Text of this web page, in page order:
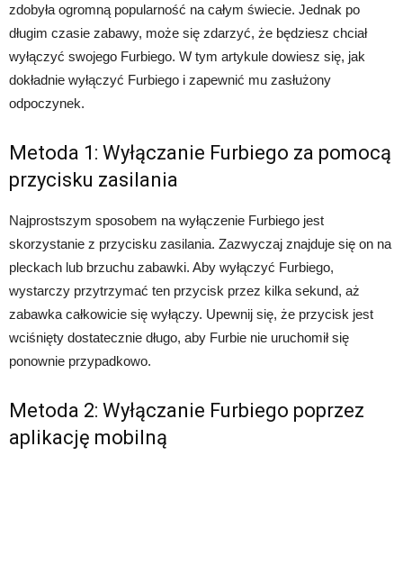
zdobyła ogromną popularność na całym świecie. Jednak po
długim czasie zabawy, może się zdarzyć, że będziesz chciał
wyłączyć swojego Furbiego. W tym artykule dowiesz się, jak
dokładnie wyłączyć Furbiego i zapewnić mu zasłużony
odpoczynek.
Metoda 1: Wyłączanie Furbiego za pomocą
przycisku zasilania
Najprostszym sposobem na wyłączenie Furbiego jest
skorzystanie z przycisku zasilania. Zazwyczaj znajduje się on na
pleckach lub brzuchu zabawki. Aby wyłączyć Furbiego,
wystarczy przytrzymać ten przycisk przez kilka sekund, aż
zabawka całkowicie się wyłączy. Upewnij się, że przycisk jest
wciśnięty dostatecznie długo, aby Furbie nie uruchomił się
ponownie przypadkowo.
Metoda 2: Wyłączanie Furbiego poprzez
aplikację mobilną